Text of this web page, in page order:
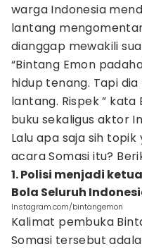
warga Indonesia
lantang
dianggap mewakili
“Bintang Emon
hidup tenang. Tapi
lantang. Rispek ” kata
buku sekaligus aktor
Lalu apa saja sih
acara Somasi itu?
1. Polisi menjadi
Bola Seluruh
Instagram.com/bintangemon
Kalimat pembuka
Somasi tersebut